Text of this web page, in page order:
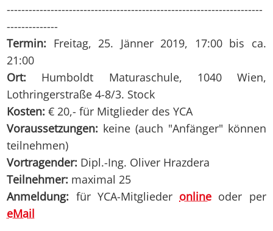
----------------------------------------------------------------------
--------------
Termin: Freitag, 25. Jänner 2019, 17:00 bis ca.
21:00
Ort: Humboldt Maturaschule, 1040 Wien,
Lothringerstraße 4-8/3. Stock
Kosten:€ 20,- für Mitglieder des YCA
Voraussetzungen: keine (auch "Anfänger" können
teilnehmen)
Vortragender: Dipl.-Ing. Oliver Hrazdera
Teilnehmer: maximal 25
Anmeldung: für YCA-Mitglieder online oder per
eMail